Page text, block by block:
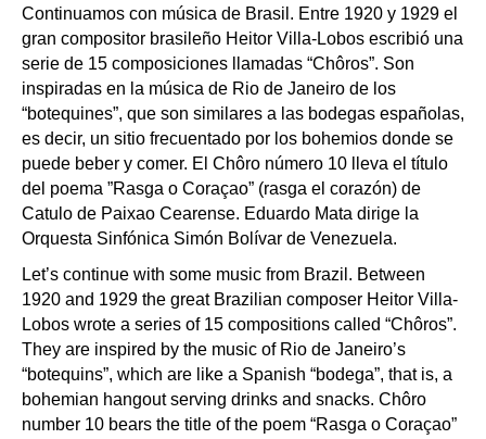
Continuamos con música de Brasil. Entre 1920 y 1929 el
gran compositor brasileño Heitor Villa-Lobos escribió una
serie de 15 composiciones llamadas “Chôros”. Son
inspiradas en la música de Rio de Janeiro de los
“botequines”, que son similares a las bodegas españolas,
es decir, un sitio frecuentado por los bohemios donde se
puede beber y comer. El Chôro número 10 lleva el título
del poema ”Rasga o Coraçao” (rasga el corazón) de
Catulo de Paixao Cearense. Eduardo Mata dirige la
Orquesta Sinfónica Simón Bolívar de Venezuela.
Let’s continue with some music from Brazil. Between
1920 and 1929 the great Brazilian composer Heitor Villa-
Lobos wrote a series of 15 compositions called “Chôros”.
They are inspired by the music of Rio de Janeiro’s
“botequins”, which are like a Spanish “bodega”, that is, a
bohemian hangout serving drinks and snacks. Chôro
number 10 bears the title of the poem “Rasga o Coraçao”